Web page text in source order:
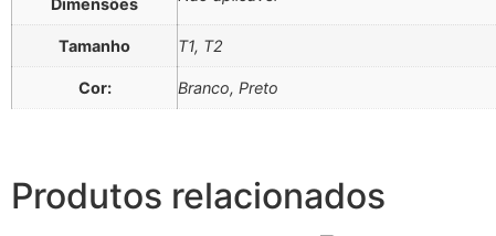
Dimensões
Tamanho T1, T2
Cor: Branco, Preto
Produtos relacionados